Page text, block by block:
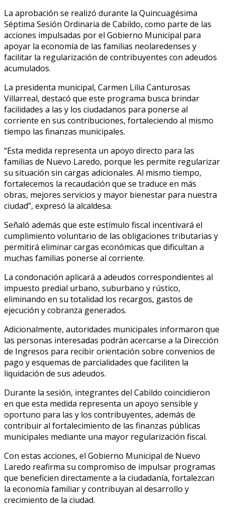
La aprobación se realizó durante la Quincuagésima
Séptima Sesión Ordinaria de Cabildo, como parte de las
acciones impulsadas por el Gobierno Municipal para
apoyar la economía de las familias neolaredenses y
facilitar la regularización de contribuyentes con adeudos
acumulados.
La presidenta municipal, Carmen Lilia Canturosas
Villarreal, destacó que este programa busca brindar
facilidades a las y los ciudadanos para ponerse al
corriente en sus contribuciones, fortaleciendo al mismo
tiempo las finanzas municipales.
“Esta medida representa un apoyo directo para las
familias de Nuevo Laredo, porque les permite regularizar
su situación sin cargas adicionales. Al mismo tiempo,
fortalecemos la recaudación que se traduce en más
obras, mejores servicios y mayor bienestar para nuestra
ciudad”, expresó la alcaldesa.
Señaló además que este estímulo fiscal incentivará el
cumplimiento voluntario de las obligaciones tributarias y
permitirá eliminar cargas económicas que dificultan a
muchas familias ponerse al corriente.
La condonación aplicará a adeudos correspondientes al
impuesto predial urbano, suburbano y rústico,
eliminando en su totalidad los recargos, gastos de
ejecución y cobranza generados.
Adicionalmente, autoridades municipales informaron que
las personas interesadas podrán acercarse a la Dirección
de Ingresos para recibir orientación sobre convenios de
pago y esquemas de parcialidades que faciliten la
liquidación de sus adeudos.
Durante la sesión, integrantes del Cabildo coincidieron
en que esta medida representa un apoyo sensible y
oportuno para las y los contribuyentes, además de
contribuir al fortalecimiento de las finanzas públicas
municipales mediante una mayor regularización fiscal.
Con estas acciones, el Gobierno Municipal de Nuevo
Laredo reafirma su compromiso de impulsar programas
que beneficien directamente a la ciudadanía, fortalezcan
la economía familiar y contribuyan al desarrollo y
crecimiento de la ciudad.